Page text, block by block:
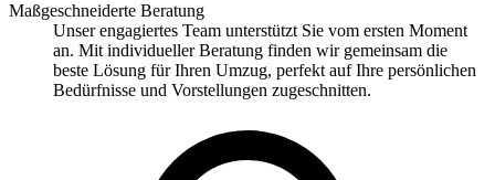
Maßgeschneiderte Beratung
Unser engagiertes Team unterstützt Sie vom ersten Moment
an. Mit individueller Beratung finden wir gemeinsam die
beste Lösung für Ihren Umzug, perfekt auf Ihre persönlichen
Bedürfnisse und Vorstellungen zugeschnitten.